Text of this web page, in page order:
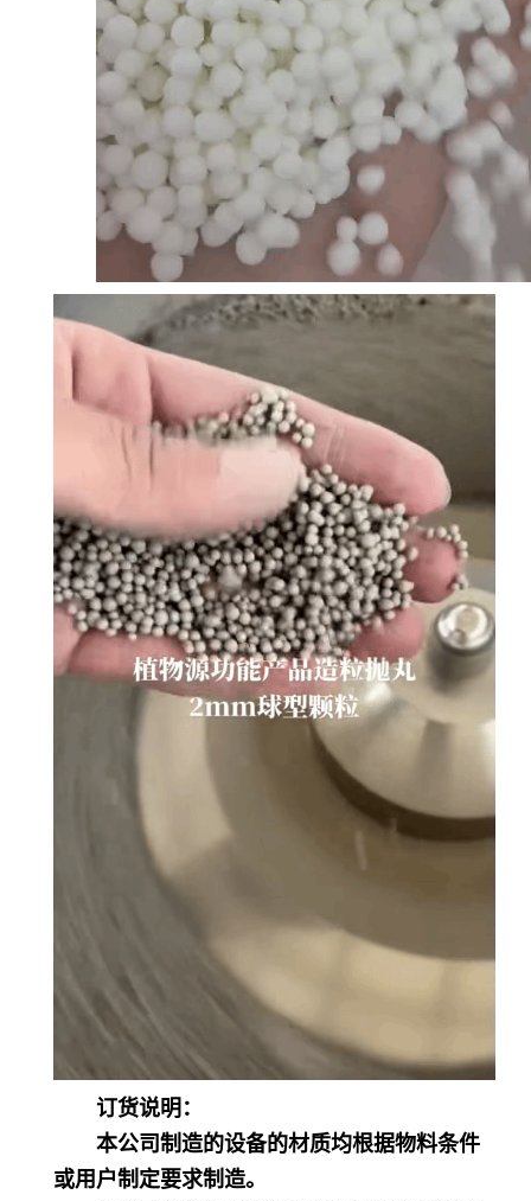
订货说明：
本公司制造的设备的材质均根据物料条件
或用户制定要求制造。